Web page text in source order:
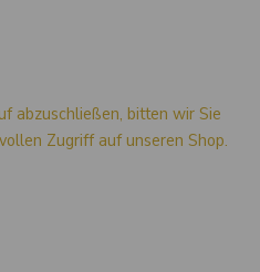
abzuschließen, bitten wir Sie
Zugriff auf unseren Shop.